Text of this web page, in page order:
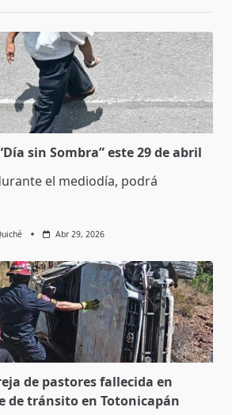
sin Sombra” este 29 de abril
el mediodía, podrá
Abr 29, 2026
de pastores fallecida en
de tránsito en Totonicapán